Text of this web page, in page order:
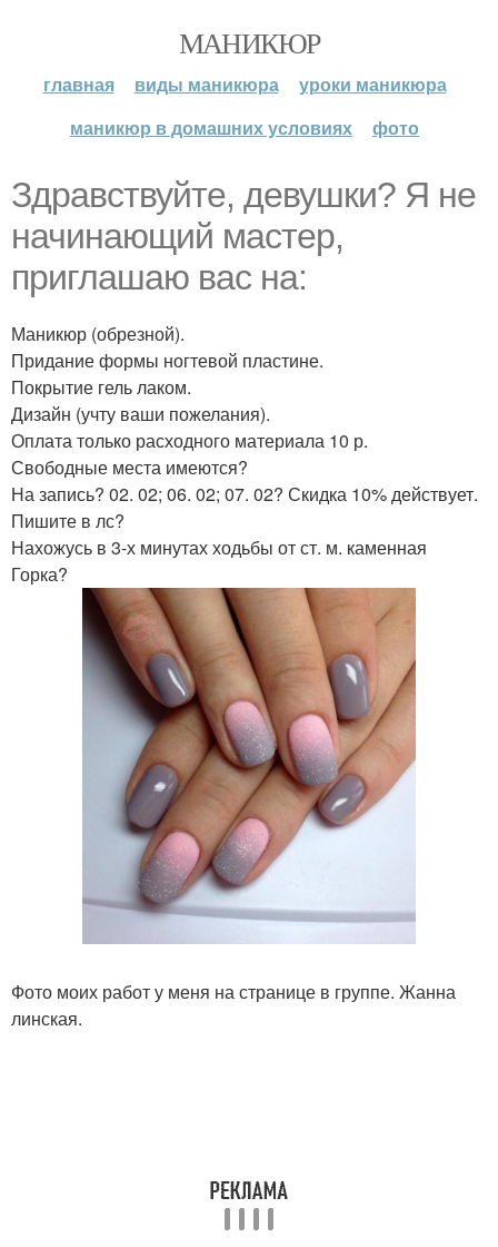
МАНИКЮР
главная виды маникюра
уроки маникюра
маникюр в домашних условиях
фото
Здравствуйте, девушки? Я не
начинающий мастер,
приглашаю вас на:
Маникюр (обрезной).
Придание формы ногтевой пластине.
Покрытие гель лаком.
Дизайн (учту ваши пожелания).
Оплата только расходного материала 10 р.
Свободные места имеются?
На запись? 02. 02; 06. 02; 07. 02? Скидка 10% действует.
Пишите в лс?
Нахожусь в 3-х минутах ходьбы от ст. м. каменная
Горка?
Фото моих работ у меня на странице в группе. Жанна
линская.